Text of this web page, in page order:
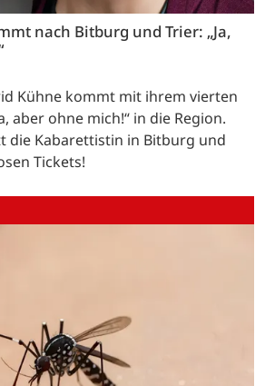
nach Bitburg und Trier: „Ja,
Kühne kommt mit ihrem vierten
aber ohne mich!“ in die Region.
die Kabarettistin in Bitburg und
Tickets!